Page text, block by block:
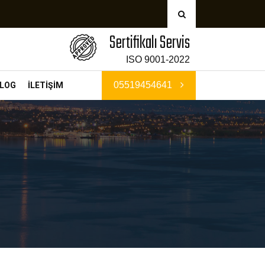
Sertifikalı Servis
ISO 9001-2022
İLETİŞİM 05519454641